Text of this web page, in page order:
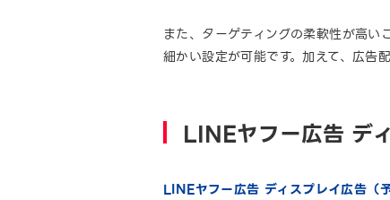
また、ターゲティングの柔軟性が高
細かい設定が可能です。加えて、広告
LINEヤフー広告 デ
LINEヤフー広告 ディスプレイ広告（